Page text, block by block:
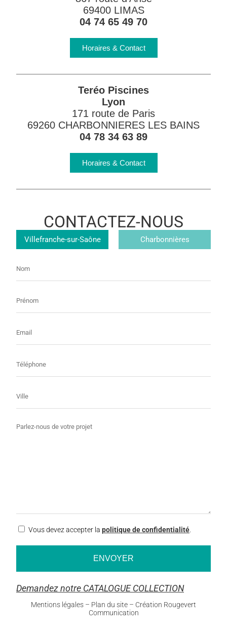
69400 LIMAS
04 74 65 49 70
Horaires & Contact
Teréo Piscines
Lyon
171 route de Paris
69260 CHARBONNIERES LES BAINS
04 78 34 63 89
Horaires & Contact
CONTACTEZ-NOUS
Villefranche-sur-Saône Charbonnières
mail
RGPDVous devez accepter la politique de confidentialité
Demandez notre CATALOGUE COLLECTION
Mentions légales – Plan du site – Création Rougevert
Communication